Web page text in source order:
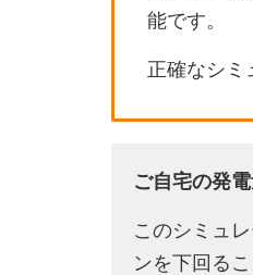
能です。
正確なシミ
ご自宅の発
このシミュ
ンを下回る